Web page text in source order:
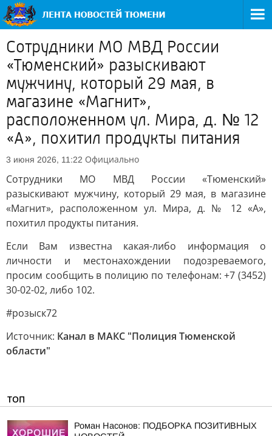
Сотрудники МО МВД России
«Тюменский» разыскивают
мужчину, который 29 мая, в
магазине «Магнит»,
расположенном ул. Мира, д. № 12
«А», похитил продукты питания
3 июня 2026, 11:22 Официально
Сотрудники МО МВД России «Тюменский»
разыскивают мужчину, который 29 мая, в магазине
«Магнит», расположенном ул. Мира, д. № 12 «А»,
похитил продукты питания.
Если Вам известна какая-либо информация о
личности и местонахождении подозреваемого,
просим сообщить в полицию по телефонам: +7 (3452)
30-02-02, либо 102.
#розыск72
Источник: Канал в МАКС "Полиция Тюменской
области"
ТОП
Роман Насонов: ПОДБОРКА ПОЗИТИВНЫХ